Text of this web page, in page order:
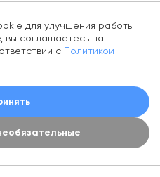
для улучшения работы
вы соглашаетесь на
с Политикой